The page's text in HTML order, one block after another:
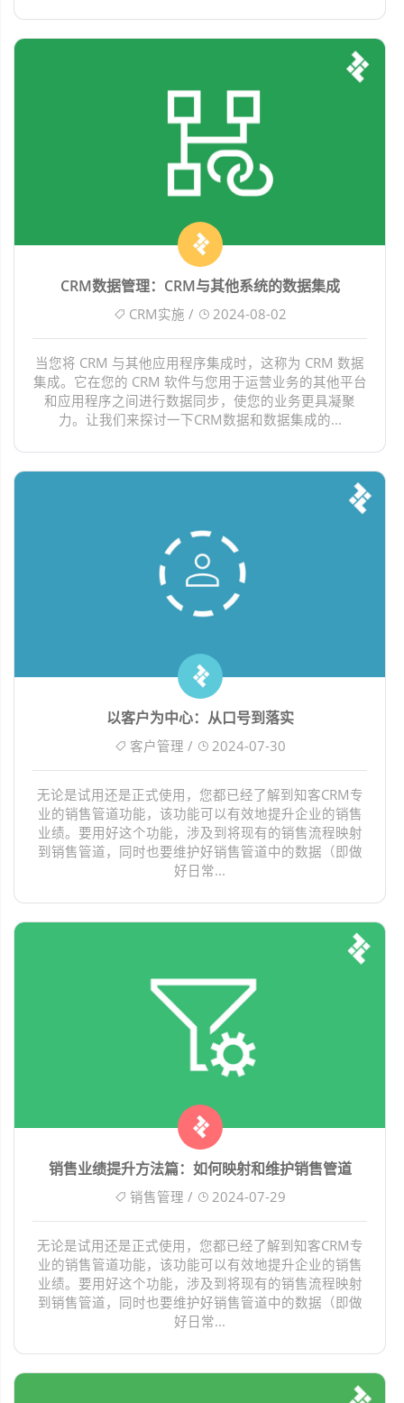
CRM数据管理：CRM与其他系统的数据集成
CRM实施 / 2024-08-02
当您将 CRM 与其他应用程序集成时，这称为 CRM 数据
集成。它在您的 CRM 软件与您用于运营业务的其他平台
和应用程序之间进行数据同步，使您的业务更具凝聚
力。让我们来探讨一下CRM数据和数据集成的...
以客户为中心：从口号到落实
客户管理 / 2024-07-30
无论是试用还是正式使用，您都已经了解到知客CRM专
业的销售管道功能，该功能可以有效地提升企业的销售
业绩。要用好这个功能，涉及到将现有的销售流程映射
到销售管道，同时也要维护好销售管道中的数据（即做
好日常...
销售业绩提升方法篇：如何映射和维护销售管道
销售管理 / 2024-07-29
无论是试用还是正式使用，您都已经了解到知客CRM专
业的销售管道功能，该功能可以有效地提升企业的销售
业绩。要用好这个功能，涉及到将现有的销售流程映射
到销售管道，同时也要维护好销售管道中的数据（即做
好日常...